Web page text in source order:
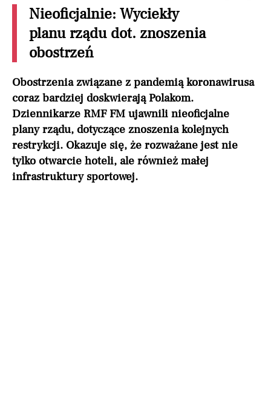
Nieoficjalnie: Wyciekły
planu rządu dot. znoszenia
obostrzeń
Obostrzenia związane z pandemią koronawirusa
coraz bardziej doskwierają Polakom.
Dziennikarze RMF FM ujawnili nieoficjalne
plany rządu, dotyczące znoszenia kolejnych
restrykcji. Okazuje się, że rozważane jest nie
tylko otwarcie hoteli, ale również małej
infrastruktury sportowej.